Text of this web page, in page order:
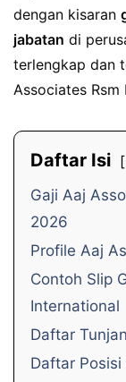
dengan kisaran
jabatan di
terlengkap dan
Associates
Daftar Isi
Gaji Aaj
2026
Profile Aaj
Contoh Slip
International
Daftar
Daftar